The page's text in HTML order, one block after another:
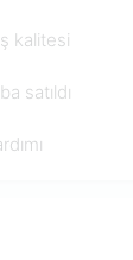
kalitesi
satıldı